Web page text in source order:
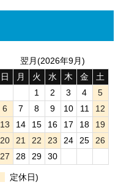
翌月(2026年9月)
日
月 火 水 木 金
土
1
2 3 4
5
6
7 8 9 10 11
12
13
14 15 16 17 18
19
20
21 22 23 24 25
26
27
28 29 30
定休日)